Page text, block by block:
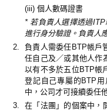
(iii) 個人數碼證書
* 若負責人選擇透過
進行身分驗證。負責人
2.
負責人需委任BTP帳戶
任自己及／或其他人作
以有不多於五位BTP帳
登記自己專屬的BTP
中，公司才可接續委任
3.
在「法團」的個案中，